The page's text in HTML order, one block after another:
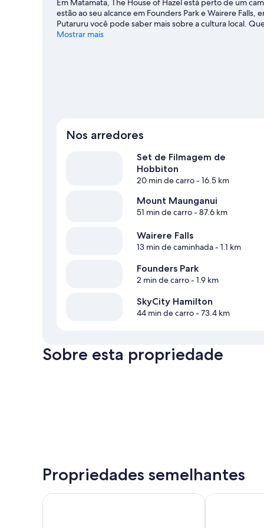
Em Matamata, The House of Hazel está perto de um
estão ao seu alcance em Founders Park e Wairere
Putaruru você pode saber mais sobre a cultura local.
Consulte a programação de Grassroots Trust
Mostrar mais
Nos arredores
Set de Filmagem de
Hobbiton
20 min de carro- 16.5 km
Mount Maunganui
51 min de carro- 87.6 km
Wairere Falls
13 min de caminhada- 1.1 km
Founders Park
2 min de carro- 1.9 km
SkyCity Hamilton
44 min de carro- 73.4 km
Sobre esta propriedade
Propriedades semelhantes
Opal Hot Springs & Holiday Park Tower Road